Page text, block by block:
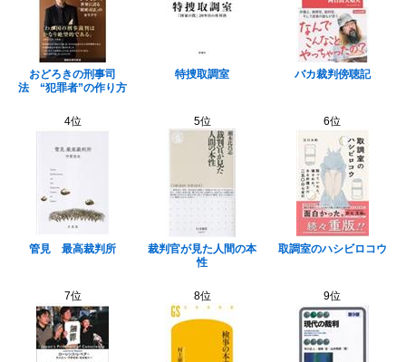
おどろきの刑事司
法 “犯罪者”の作り方
特捜取調室 バカ裁判傍聴記
4位
管見 最高裁判所
5位
裁判官が見た人間の本
性
6位
取調室のハシビロコウ
7位 8位 9位